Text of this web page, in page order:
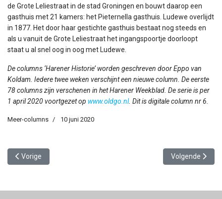
de Grote Leliestraat in de stad Groningen en bouwt daarop een
gasthuis met 21 kamers: het Pieternella gasthuis. Ludewe overlijdt
in 1877. Het door haar gestichte gasthuis bestaat nog steeds en
als u vanuit de Grote Leliestraat het ingangspoortje doorloopt
staat u al snel oog in oog met Ludewe.
De columns ‘Harener Historie’ worden geschreven door Eppo van
Koldam. Iedere twee weken verschijnt een nieuwe column. De eerste
78 columns zijn verschenen in het Harener Weekblad. De serie is per
1 april 2020 voortgezet op www.oldgo.nl. Dit is digitale column nr 6.
Meer-columns 10 juni 2020
Vorig artikel: Vergeten bruggen, deel 1
Vorige Volgende
Volgende